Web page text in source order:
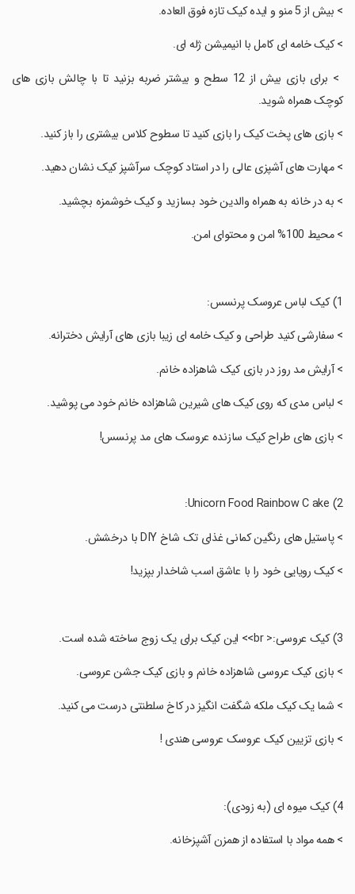
‏> بیش از 5 منو و ایده کیک تازه فوق العاده.
‏> کیک خامه ای کامل با انیمیشن ژله ای.
‏ > برای بازی بیش از 12 سطح و بیشتر ضربه بزنید تا با چالش بازی های
کوچک همراه شوید.
‏> بازی های پخت کیک را بازی کنید تا سطوح کلاس بیشتری را باز کنید.
‏> مهارت های آشپزی عالی را در استاد کوچک سرآشپز کیک نشان دهید.
‏> به در خانه به همراه والدین خود بسازید و کیک خوشمزه بچشید.
‏> محیط 100% امن و محتوای امن.
‏> سفارشی کنید طراحی و کیک خامه ای زیبا بازی های آرایش دخترانه.
‏> آرایش مد روز در بازی کیک شاهزاده خانم.
‏> لباس مدی که روی کیک های شیرین شاهزاده خانم خود می پوشید.
‏> بازی های طراح کیک سازنده عروسک های مد پرنسس!
‏> پاستیل های رنگین کمانی غذای تک شاخ DIY با درخشش.
‏> کیک رویایی خود را با عاشق اسب شاخدار بپزید!
‏> بازی کیک عروسی شاهزاده خانم و بازی کیک جشن عروسی.
‏> شما یک کیک ملکه شگفت انگیز در کاخ سلطنتی درست می کنید.
‏> بازی تزیین کیک عروسک عروسی هندی !
‏> همه مواد با استفاده از همزن آشپزخانه.